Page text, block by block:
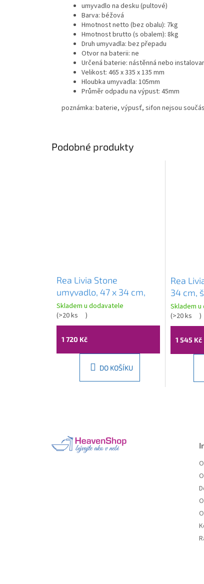
umyvadlo na desku (pultové)
Barva: béžová
Hmotnost netto (bez obalu): 7kg
Hmotnost brutto (s obalem): 8kg
Druh umyvadla: bez přepadu
Otvor na baterii: ne
Určená baterie: nástěnná nebo
Velikost: 465 x 335 x 135 mm
Hloubka umyvadla: 105mm
Průměr odpadu na výpust: 45mm
poznámka: baterie, výpusť, sifon nejsou
Podobné produkty
Rea Livia Stone
umyvadlo, 47 x 34 cm,
šedá, REA-U3800
Skladem u dodavatele
(>20 ks )
1 720 Kč
DO KOŠÍKU
Rea
34 cm,
Skladem
(>20 ks )
1 545 Kč